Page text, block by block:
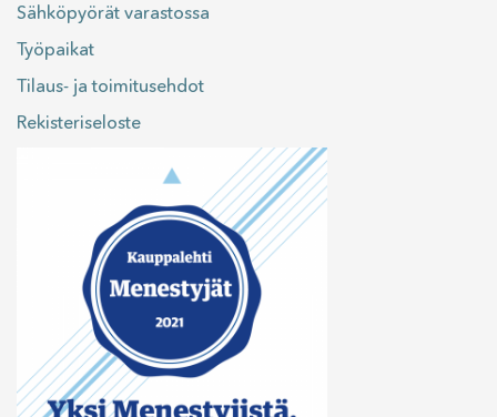
Sähköpyörät varastossa
Työpaikat
Tilaus- ja toimitusehdot
Rekisteriseloste